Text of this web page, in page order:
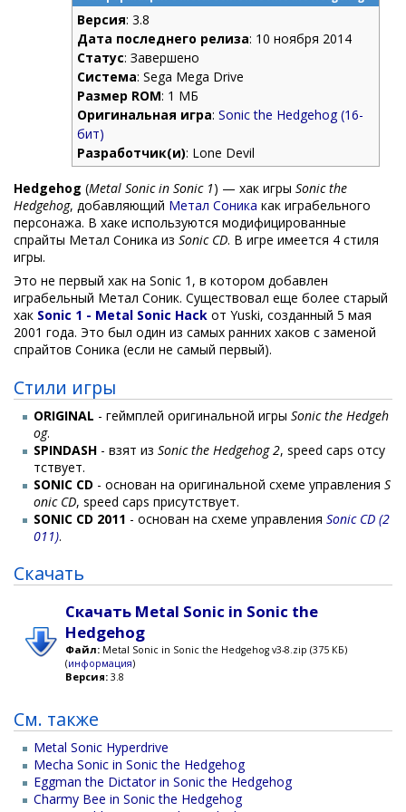
Версия: 3.8
Дата последнего релиза: 10 ноября 2014
Статус: Завершено
Система: Sega Mega Drive
Размер ROM: 1 МБ
Оригинальная игра: Sonic the Hedgehog (16-
бит)
Разработчик(и): Lone Devil
Hedgehog (Metal Sonic in Sonic 1) — хак игры Sonic the
Hedgehog, добавляющий Метал Соника как играбельного
персонажа. В хаке используются модифицированные
спрайты Метал Соника из Sonic CD. В игре имеется 4 стиля
игры.
Это не первый хак на Sonic 1, в котором добавлен
играбельный Метал Соник. Существовал еще более старый
хак Sonic 1 - Metal Sonic Hack от Yuski, созданный 5 мая
2001 года. Это был один из самых ранних хаков с заменой
спрайтов Соника (если не самый первый).
Стили игры
ORIGINAL - геймплей оригинальной игрыSonic the Hedgeh
og.
SPINDASH - взят изSonic the Hedgehog 2, speed caps отсу
тствует.
SONIC CD - основан на оригинальной схеме управленияS
onic CD, speed caps присутствует.
SONIC CD 2011 - основан на схеме управленияSonic CD (2
011).
Скачать
Скачать Metal Sonic in Sonic the
Hedgehog
Файл: Metal Sonic in Sonic the Hedgehog v3-8.zip (375 КБ)
(информация)
Версия: 3.8
См. также
Metal Sonic Hyperdrive
Mecha Sonic in Sonic the Hedgehog
Eggman the Dictator in Sonic the Hedgehog
Charmy Bee in Sonic the Hedgehog